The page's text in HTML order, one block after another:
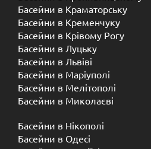
Басейни в Краматорську
Басейни в Кременчуку
Басейни в Крівому Рогу
Басейни в Луцьку
Басейни в Львіві
Басейни в Маріуполі
Басейни в Мелітополі
Басейни в Миколаєві
Басейни в Нікополі
Басейни в Одесі